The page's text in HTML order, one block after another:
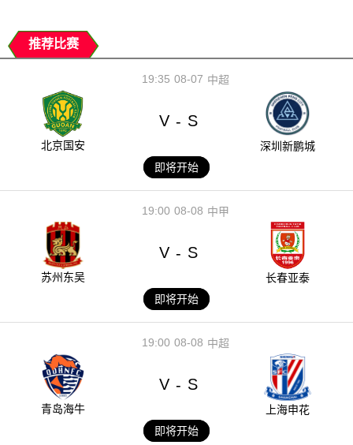
推荐比赛
08-07
19:35 中超
北京国安
V - S
深圳新鹏城
即将开始
08-08
19:00 中甲
苏州东吴
V - S
长春亚泰
即将开始
08-08
19:00 中超
青岛海牛
V - S
上海申花
即将开始